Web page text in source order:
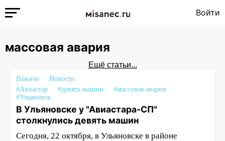
Войти
массовая авария
Ещё статьи...
Важное
Новости
#Авиастар
#девять машин
#массовая авария
#Ульяновск
В Ульяновске у "Авиастара-СП"
столкнулись девять машин
Сегодня, 22 октября, в Ульяновске в районе